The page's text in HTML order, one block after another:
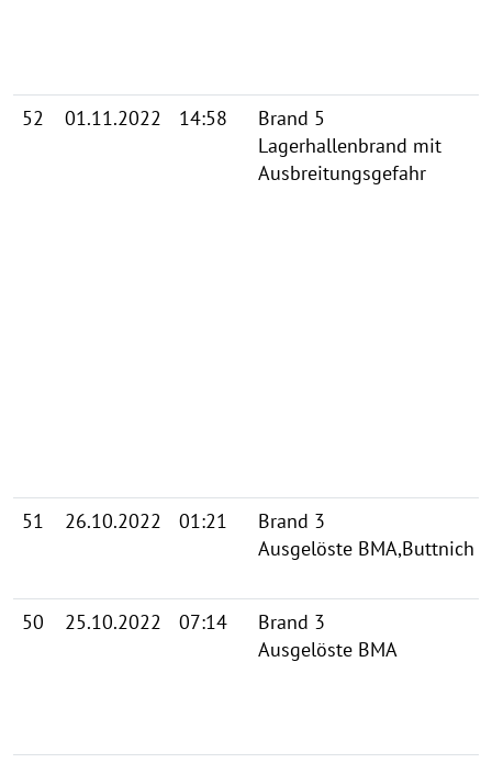
52 01.11.2022 14:58
Brand 5
Lagerhallenbrand mit
Ausbreitungsgefahr
51 26.10.2022 01:21
Brand 3
Ausgelöste BMA,Buttnich
50 25.10.2022 07:14
Brand 3
Ausgelöste BMA